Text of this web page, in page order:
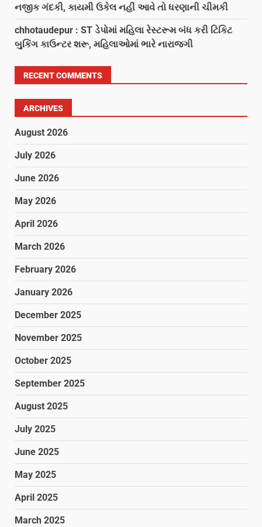
નજીક ગંદકી, કાયમી ઉકેલ નહીં આવે તો ધરણાની ચીમકી
chhotaudepur : ST ડેપોમાં મહિલા રેસ્ટરૂમ બંધ કરી ટિકિટ
બુકિંગ કાઉન્ટર શરૂ, મહિલાઓમાં ભારે નારાજગી
RECENT COMMENTS
ARCHIVES
August 2026
July 2026
June 2026
May 2026
April 2026
March 2026
February 2026
January 2026
December 2025
November 2025
October 2025
September 2025
August 2025
July 2025
June 2025
May 2025
April 2025
March 2025